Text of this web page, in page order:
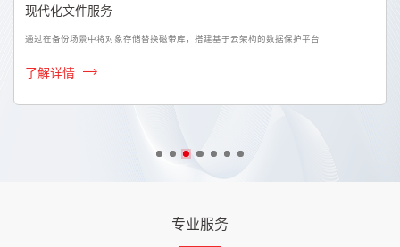
现代化文件服务
通过在备份场景中将对象存储替换磁带库，搭建基于云架构的数据保护平台
了解详情
专业服务